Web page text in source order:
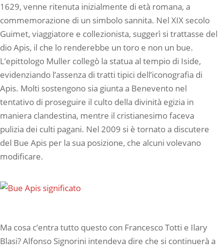
1629, venne ritenuta inizialmente di età romana, a
commemorazione di un simbolo sannita. Nel XIX secolo
Guimet, viaggiatore e collezionista, suggerì si trattasse del
dio Apis, il che lo renderebbe un toro e non un bue.
L’epittologo Muller collegò la statua al tempio di Iside,
evidenziando l’assenza di tratti tipici dell’iconografia di
Apis. Molti sostengono sia giunta a Benevento nel
tentativo di proseguire il culto della divinità egizia in
maniera clandestina, mentre il cristianesimo faceva
pulizia dei culti pagani. Nel 2009 si è tornato a discutere
del Bue Apis per la sua posizione, che alcuni volevano
modificare.
Ma cosa c’entra tutto questo con Francesco Totti e Ilary
Blasi? Alfonso Signorini intendeva dire che si continuerà a